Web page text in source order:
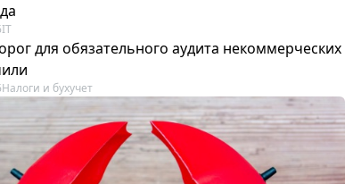
IT
для обязательного аудита некоммерческих
Налоги и бухучет